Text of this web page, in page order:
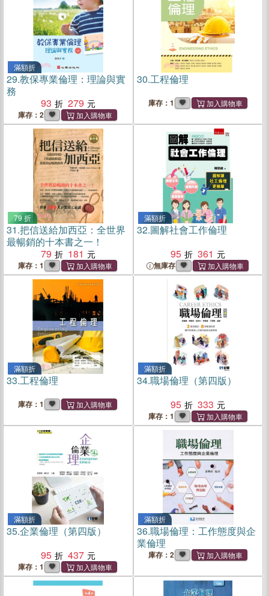
滿額折
29.教保專業倫理：理論與實
務
93
279
庫存：2
30.工程倫理
庫存：1
79 折
31.把信送給加西亞：全世界
最暢銷的十本書之一！
79
181
庫存：1
滿額折
32.圖解社會工作倫理
95
361
無庫存
滿額折
33.工程倫理
庫存：1
滿額折
34.職場倫理（第四版）
95
333
庫存：1
滿額折
35.企業倫理（第四版）
95
437
庫存：1
滿額折
36.職場倫理：工作態度與企
業倫理
庫存：2